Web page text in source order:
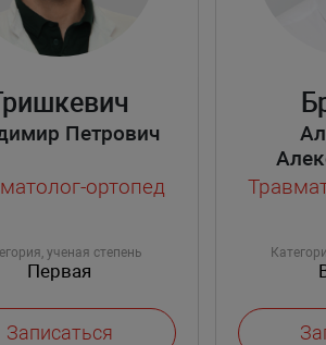
Петрович
ортопед
ученая степень
Первая
Записаться